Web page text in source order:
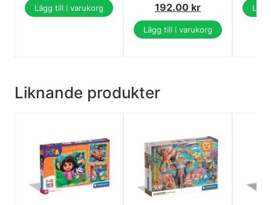
Lägg till i varukorg
192.00 kr
Lägg till i varukorg
Liknande produkter